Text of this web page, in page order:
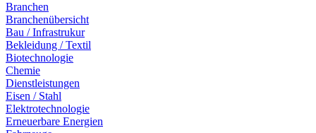
Branchen
Branchenübersicht
Bau / Infrastrukur
Bekleidung / Textil
Biotechnologie
Chemie
Dienstleistungen
Eisen / Stahl
Elektrotechnologie
Erneuerbare Energien